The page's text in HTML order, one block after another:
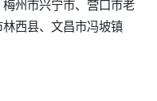
州市兴宁市、营口市老
西县、文昌市冯坡镇